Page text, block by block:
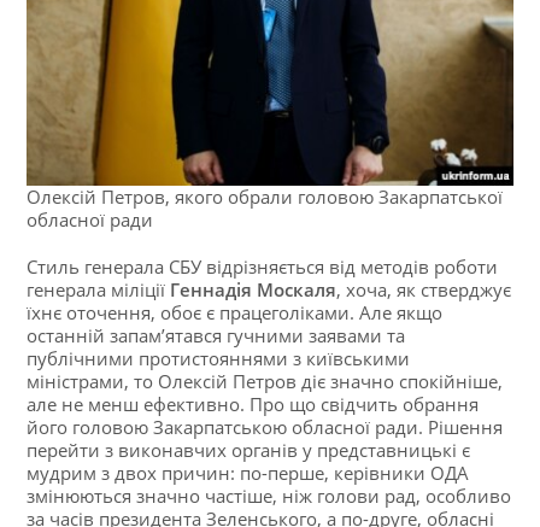
Олексій Петров, якого обрали головою Закарпатської
обласної ради
Стиль генерала СБУ відрізняється від методів роботи
генерала міліції Геннадія Москаля, хоча, як стверджує
їхнє оточення, обоє є працеголіками. Але якщо
останній запам’ятався гучними заявами та
публічними протистояннями з київськими
міністрами, то Олексій Петров діє значно спокійніше,
але не менш ефективно. Про що свідчить обрання
його головою Закарпатською обласної ради. Рішення
перейти з виконавчих органів у представницькі є
мудрим з двох причин: по-перше, керівники ОДА
змінюються значно частіше, ніж голови рад, особливо
за часів президента Зеленського, а по-друге, обласні